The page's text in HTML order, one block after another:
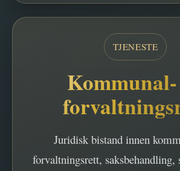
Gratis saksvurdering TJENESTE
Juridisk bistand innen
forvaltningsrett, saksbehandling,